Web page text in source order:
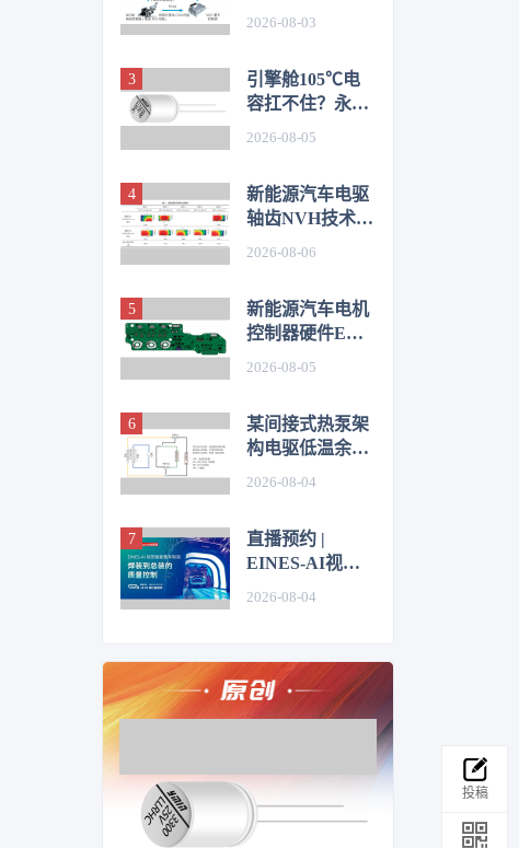
2026-08-03
引擎舱105℃电
容扛不住？永铭
温振动失效难题
2026-08-05
新能源汽车电驱
轴齿NVH技术图
2026-08-06
新能源汽车电机
控制器硬件EMC
2026-08-05
某间接式热泵架
构电驱低温余热
2026-08-04
直播预约 |
EINES-AI视觉
2026-08-04
投稿